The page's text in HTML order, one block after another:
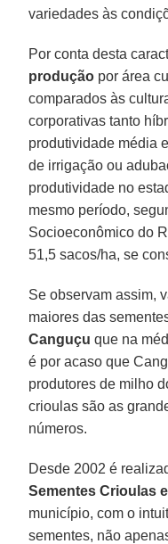
variedades às
Por conta desta
produção por área
comparados às
corporativas tanto
produtividade média
de irrigação ou
produtividade no
mesmo período,
Socioeconômico do
51,5 sacos/ha, se
Se observam assim,
maiores das
Canguçu que na
é por acaso que
produtores de milho
crioulas são as
números.
Desde 2002 é
Sementes Crioulas
município, com o
sementes, não